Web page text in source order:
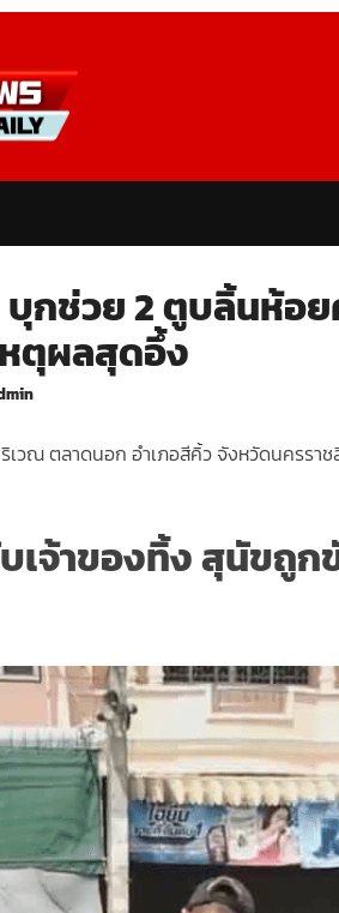
กช่วย 2 ตูบลิ้นห้อ
ตุผลสุดอึ้ง
ริเวณ ตลาดนอก อำเภอสีคิ้ว จังหวัดนครร
เจ้าของทิ้ง สุนัขถูก